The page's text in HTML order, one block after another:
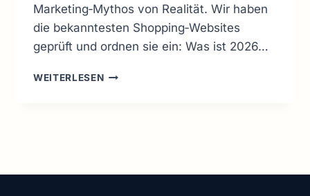
Marketing‑Mythos von Realität. Wir haben
die bekanntesten Shopping‑Websites
geprüft und ordnen sie ein: Was ist 2026…
WEITERLESENDIE